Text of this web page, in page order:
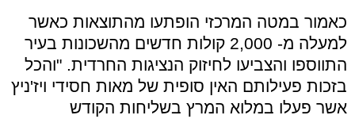
כאמור במטה המרכזי הופתעו מהתוצאות כאשר
למעלה מ- 2,000 קולות חדשים מהשכונות בעיר
התווספו והצביעו לחיזוק הנציגות החרדית. "והכל
בזכות פעילותם האין סופית של מאות חסידי ויז'ניץ
אשר פעלו במלוא המרץ בשליחות הקודש